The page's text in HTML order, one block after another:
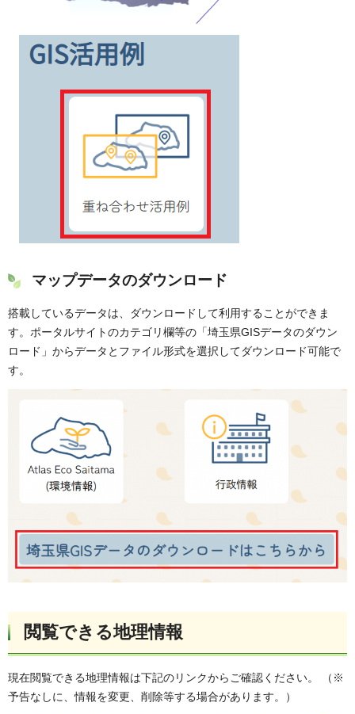
マップデータのダウンロード
搭載しているデータは、ダウンロードして利用することができま
す。ポータルサイトのカテゴリ欄等の「埼玉県GISデータのダウン
ロード」からデータとファイル形式を選択してダウンロード可能で
す。
閲覧できる地理情報
現在閲覧できる地理情報は下記のリンクからご確認ください。 （※
予告なしに、情報を変更、削除等する場合があります。）